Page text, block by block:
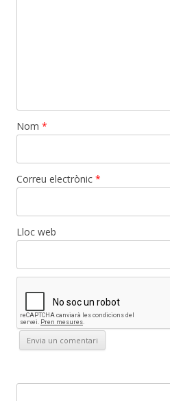
Nom *
Correu electrònic *
Lloc web